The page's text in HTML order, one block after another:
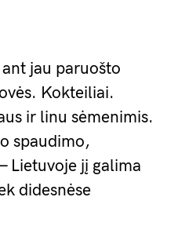
jau paruošto
Kokteiliai.
ir linu sėmenimis.
spaudimo,
Lietuvoje jį galima
didesnėse